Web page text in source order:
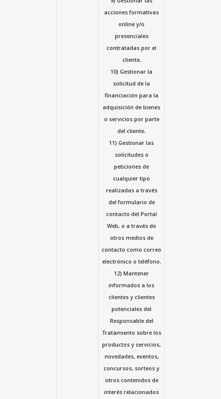
acciones formativas
online y/o
presenciales
contratadas por el
cliente.
10) Gestionar la
solicitud de la
financiación para la
adquisición de bienes
o servicios por parte
del cliente.
11) Gestionar las
solicitudes o
peticiones de
cualquier tipo
realizadas a través
del formulario de
contacto del Portal
Web, o a través de
otros medios de
contacto como correo
electrónico o teléfono.
12) Mantener
informados a los
clientes y clientes
potenciales del
Responsable del
Tratamiento sobre los
productos y servicios,
novedades, eventos,
concursos, sorteos y
otros contenidos de
interés relacionados